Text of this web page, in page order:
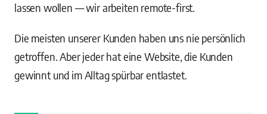
lassen wollen — wir arbeiten remote-first.
Die meisten unserer Kunden haben uns nie persönlich
getroffen. Aber jeder hat eine Website, die Kunden
gewinnt und im Alltag spürbar entlastet.